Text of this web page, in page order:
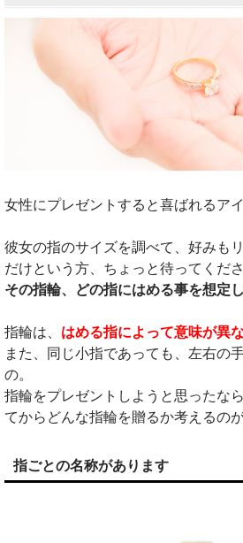
女性にプレゼントすると喜ばれるア
彼女の指のサイズを調べて、好みも
だけという方、ちょっと待ってくださ
その指輪、どの指にはめる事を想定
指輪は、 はめる指によって意味が異な
また、同じ小指であっても、左右の
の。
指輪をプレゼントしようと思ったな
てからどんな指輪を贈るか考えるの
指ごとの名称があります